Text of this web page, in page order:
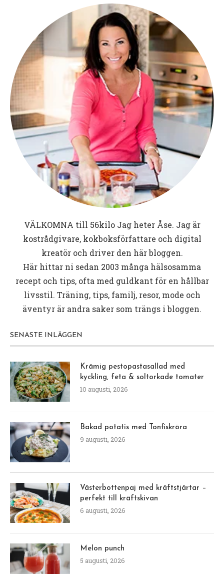
VÄLKOMNA till 56kiloJag heter Åse. Jag är
kostrådgivare, kokboksförfattare och digital
kreatör och driver den här bloggen.
Här hittar ni sedan 2003 många hälsosamma
recept och tips, ofta med guldkant för en hållbar
livsstil. Träning, tips, familj, resor, mode och
äventyr är andra saker som trängs i bloggen.
SENASTE INLÄGGEN
Krämig pestopastasallad med
kyckling, feta & soltorkade tomater
10 augusti, 2026
Bakad potatis med Tonfiskröra
9 augusti, 2026
Västerbottenpaj med kräftstjärtar –
perfekt till kräftskivan
6 augusti, 2026
Melon punch
5 augusti, 2026